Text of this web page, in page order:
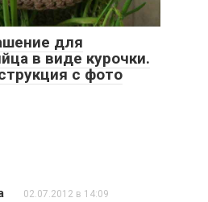
для
в виде курочки.
с фото
02.07.2012 в 14:09